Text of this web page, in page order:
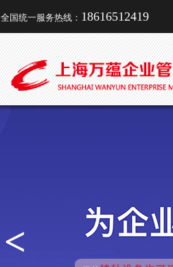
全国统一服务热线： 18616512419
<